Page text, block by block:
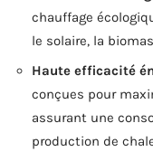
chauffage
le solaire, la
Haute efficacité
conçues pour
assurant une
production de